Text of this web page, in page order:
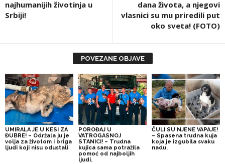
najhumanijih životinja u
Srbiji!
dana života, a njegovi
vlasnici su mu priredili put
oko sveta! (FOTO)
POVEZANE OBJAVE
UMIRALA JE U KESI ZA
ĐUBRE! – Održala ju je
volja za životom i briga
ljudi koji nisu odustali
POROĐAJ U
VATROGASNOJ
STANICI! – Trudna
kujica sama potražila
pomoć od najboljih
ljudi.
ČULI SU NJENE VAPAJE!
– Spasena trudna kuja
koja je izgubila svaku
nadu.